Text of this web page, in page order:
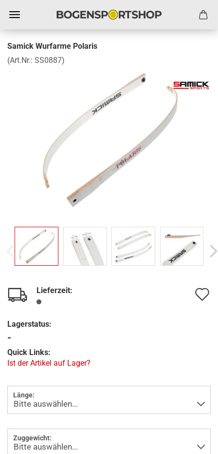
Samick Wurfarme Polaris
(Art.Nr.: SS0887)
Lieferzeit:
Lagerstatus:
-
Quick Links:
Ist der Artikel auf Lager?
Länge:
Zuggewicht: